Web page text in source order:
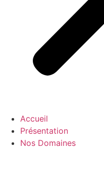
Accueil
Présentation
Nos Domaines